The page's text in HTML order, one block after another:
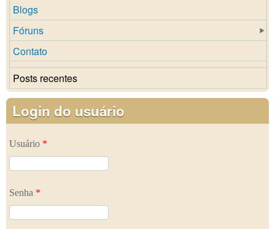
Blogs
Fóruns
Contato
Posts recentes
Login do usuário
Usuário *
Senha *